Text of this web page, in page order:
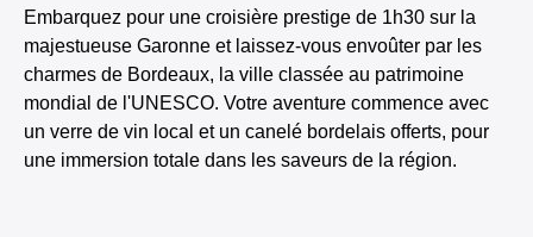
Embarquez pour une croisière prestige de 1h30 sur la
majestueuse Garonne et laissez-vous envoûter par les
charmes de Bordeaux, la ville classée au patrimoine
mondial de l'UNESCO. Votre aventure commence avec
un verre de vin local et un canelé bordelais offerts, pour
une immersion totale dans les saveurs de la région.